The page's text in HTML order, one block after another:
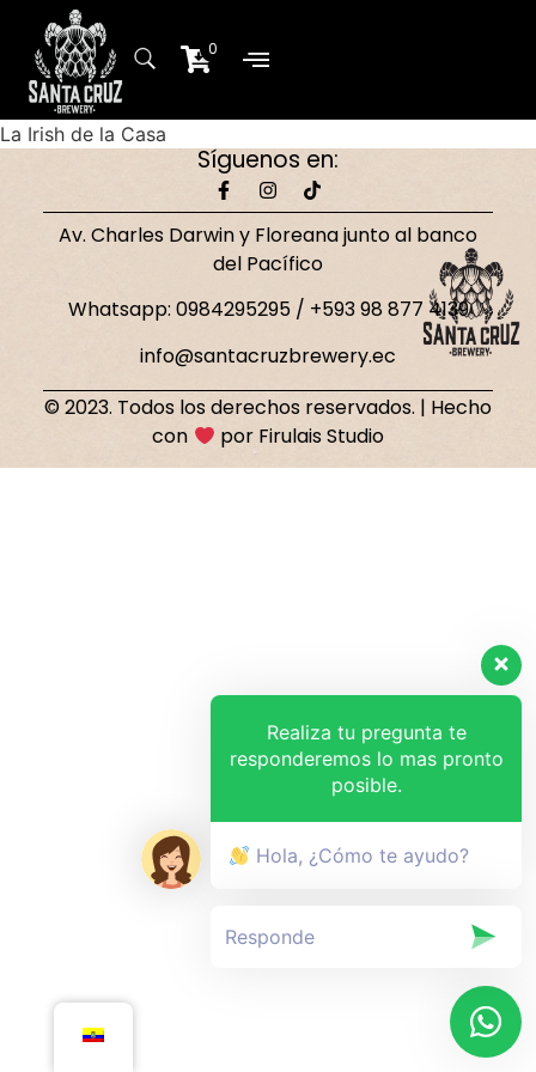
0
La Irish de la Casa
Síguenos en:
Av. Charles Darwin y Floreana junto al banco
del Pacífico
Whatsapp: 0984295295 / +593 98 877 4139
info@santacruzbrewery.ec
© 2023. Todos los derechos reservados. | Hecho
con
por Firulais Studio
Realiza tu pregunta te
responderemos lo mas pronto
posible.
Hola, ¿Cómo te ayudo?